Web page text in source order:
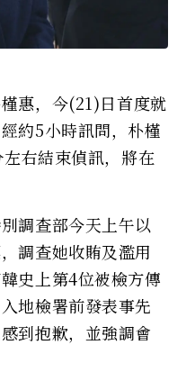
惠，今(21)日首度就
約5小時訊問，朴槿
右結束偵訊，將在
調查部今天上午以
調查她收賄及濫用
史上第4位被檢方傳
地檢署前發表事先
到抱歉，並強調會